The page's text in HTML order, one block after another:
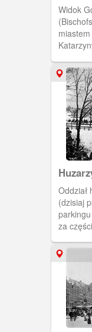
Widok
i Wielkiej
Oddział
(dzisiaj
za
Trójcy.